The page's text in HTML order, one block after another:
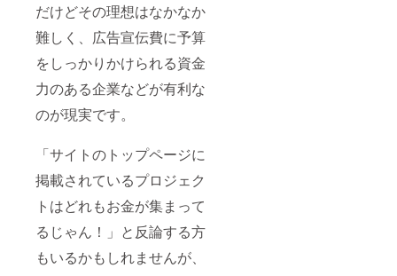
だけどその理想はなかなか
難しく、広告宣伝費に予算
をしっかりかけられる資金
力のある企業などが有利な
のが現実です。
「サイトのトップページに
掲載されているプロジェク
トはどれもお金が集まって
るじゃん！」と反論する方
もいるかもしれませんが、